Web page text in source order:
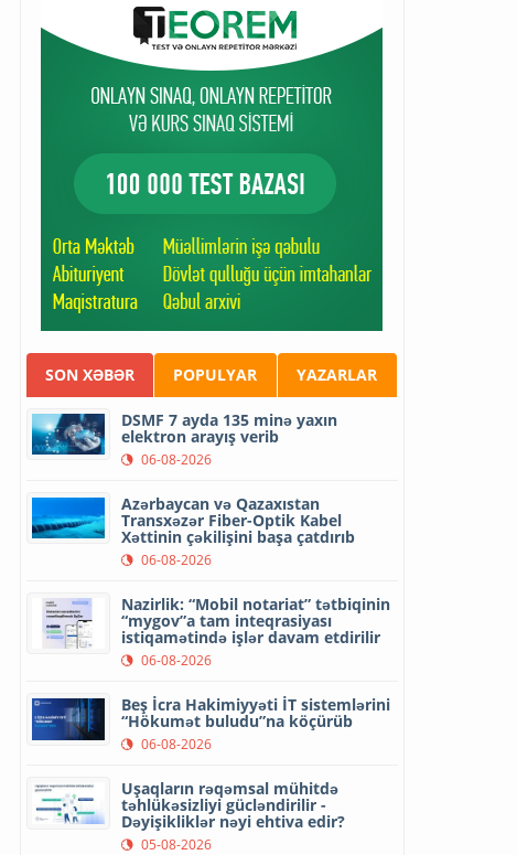
SON XƏBƏR POPULYAR YAZARLAR
DSMF 7 ayda 135 minə yaxın
elektron arayış verib
06-08-2026
Azərbaycan və Qazaxıstan
Transxəzər Fiber-Optik Kabel
Xəttinin çəkilişini başa çatdırıb
06-08-2026
Nazirlik: “Mobil notariat” tətbiqinin
“mygov”a tam inteqrasiyası
istiqamətində işlər davam etdirilir
06-08-2026
Beş İcra Hakimiyyəti İT sistemlərini
“Hökumət buludu”na köçürüb
06-08-2026
Uşaqların rəqəmsal mühitdə
təhlükəsizliyi gücləndirilir -
Dəyişikliklər nəyi ehtiva edir?
05-08-2026